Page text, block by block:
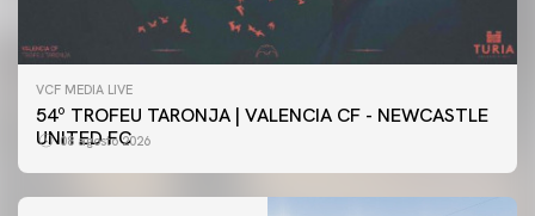
VCF MEDIA LIVE
54º TROFEU TARONJA | VALENCIA CF - NEWCASTLE
UNITED FC
08 agosto 2026